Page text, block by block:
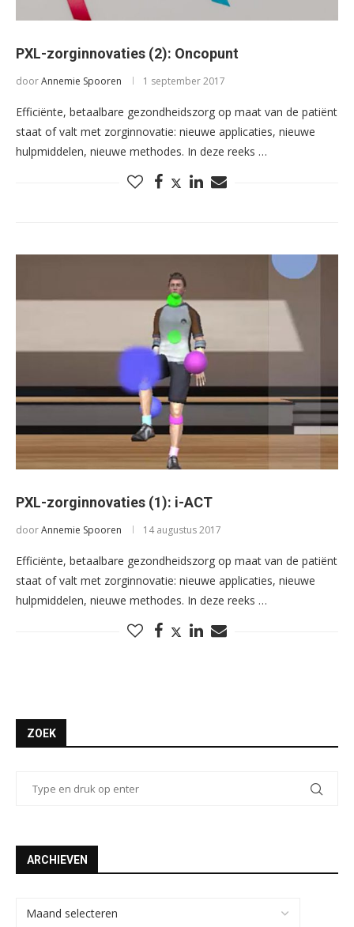
PXL-zorginnovaties (2): Oncopunt
doorAnnemie Spooren 1 september 2017
Efficiënte, betaalbare gezondheidszorg op maat van de patiënt
staat of valt met zorginnovatie: nieuwe applicaties, nieuwe
hulpmiddelen, nieuwe methodes. In deze reeks …
PXL-zorginnovaties (1): i-ACT
doorAnnemie Spooren 14 augustus 2017
Efficiënte, betaalbare gezondheidszorg op maat van de patiënt
staat of valt met zorginnovatie: nieuwe applicaties, nieuwe
hulpmiddelen, nieuwe methodes. In deze reeks …
ZOEK
ARCHIEVEN